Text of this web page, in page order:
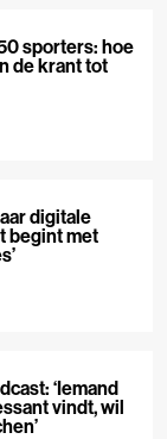
sporters: hoe
de krant tot
digitale
begint met
‘Iemand
vindt, wil